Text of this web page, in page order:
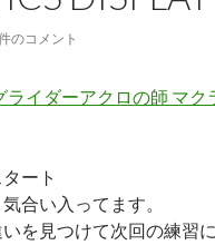
のコメント
ライダーアクロの師 マク
ート
合い入ってます。
を見つけて次回の練習